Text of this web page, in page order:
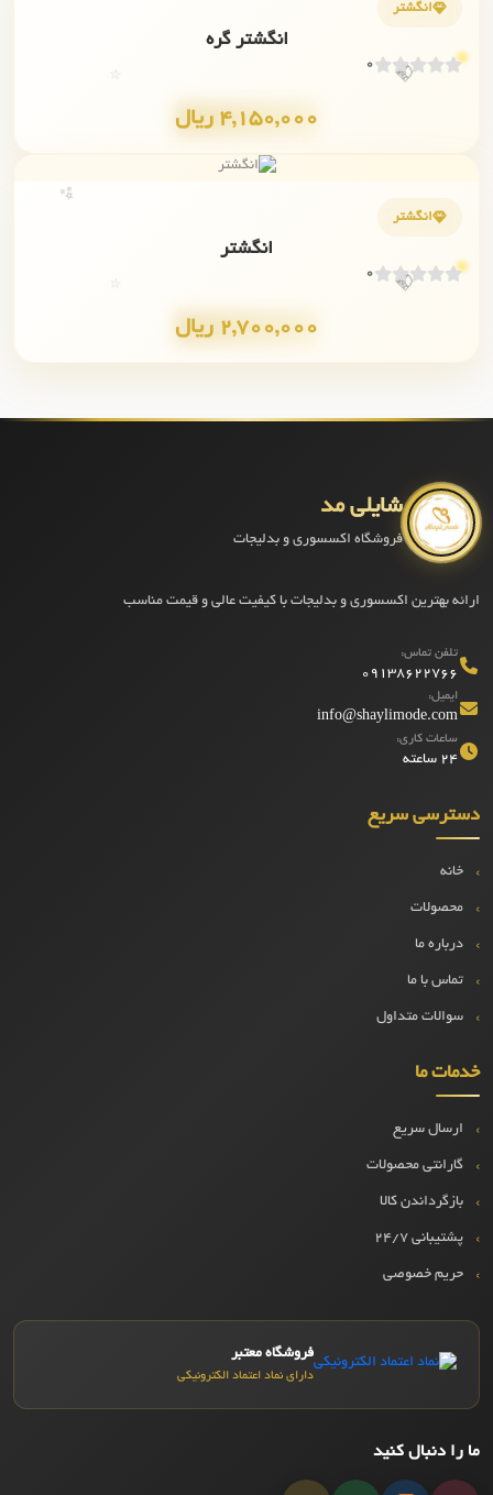
انگشتر
انگشتر گره
0
4,150,000 ریال
💎
انگشتر
انگشتر
0
2,700,000 ریال
💎
شایلی مد
فروشگاه اکسسوری و بدلیجات
ارائه بهترین اکسسوری و بدلیجات با کیفیت عالی و قیمت مناسب
تلفن تماس:
09138622766
ایمیل:
info@shaylimode.com
ساعات کاری:
۲۴ ساعته
دسترسی سریع
خانه
محصولات
درباره ما
تماس با ما
سوالات متداول
خدمات ما
ارسال سریع
گارانتی محصولات
بازگرداندن کالا
پشتیبانی ۲۴/۷
حریم خصوصی
فروشگاه معتبر
دارای نماد اعتماد الکترونیکی
ما را دنبال کنید